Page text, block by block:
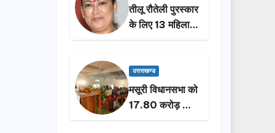
तीलू रौतेली पुरस्कार
के लिए 13 महिलाओं
का चयन, 35
कार्यकर्तियां भी होंगी
सम्मानित…
उत्तराखण्ड
मसूरी विधानसभा को
17.80 करोड़ की
विकास योजनाओं की